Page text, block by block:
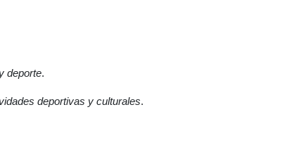
deporte.
deportivas y culturales.